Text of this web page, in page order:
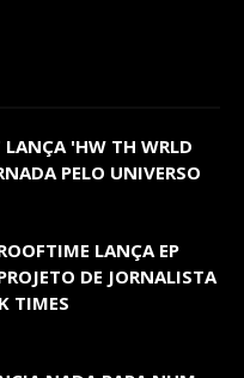
LANÇA 'HW TH WRLD
PELO UNIVERSO
LANÇA EP
DE JORNALISTA
TIMES